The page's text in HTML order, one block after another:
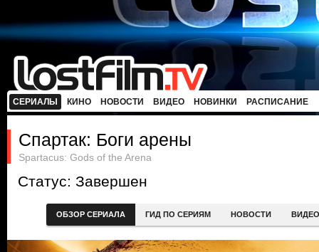
СЕРИАЛЫ КИНО НОВОСТИ ВИДЕО НОВИНКИ РАСПИСАНИЕ
Спартак: Боги арены
Spartacus: Gods of the Arena
Статус: Завершен
ОБЗОР СЕРИАЛА ГИД ПО СЕРИЯМ НОВОСТИ ВИДЕО